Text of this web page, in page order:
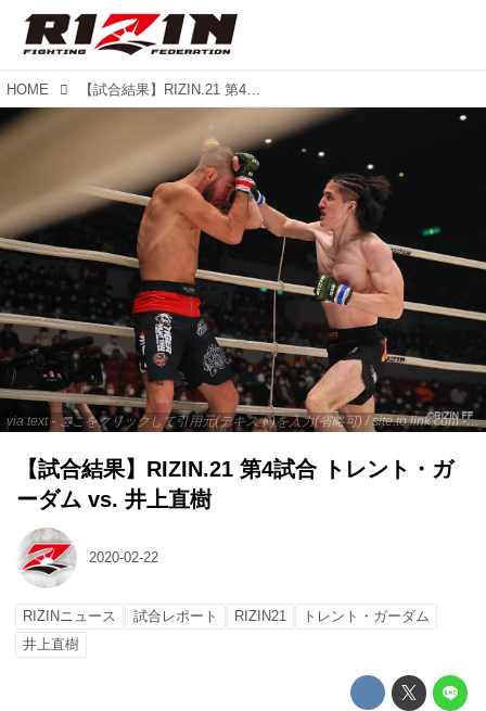
HOME 【試合結果】RIZIN.21 第4試合 トレント・ガーダム vs. 井上直樹
via text - ここをクリックして引用元(テキスト)を入力(省略可) / site.to.link.com - ここをクリックして引用元を入力(省略可)
【試合結果】RIZIN.21 第4試合 トレント・ガ
ーダム vs. 井上直樹
2020-02-22
RIZINニュース 試合レポート RIZIN21
トレント・ガーダム
井上直樹